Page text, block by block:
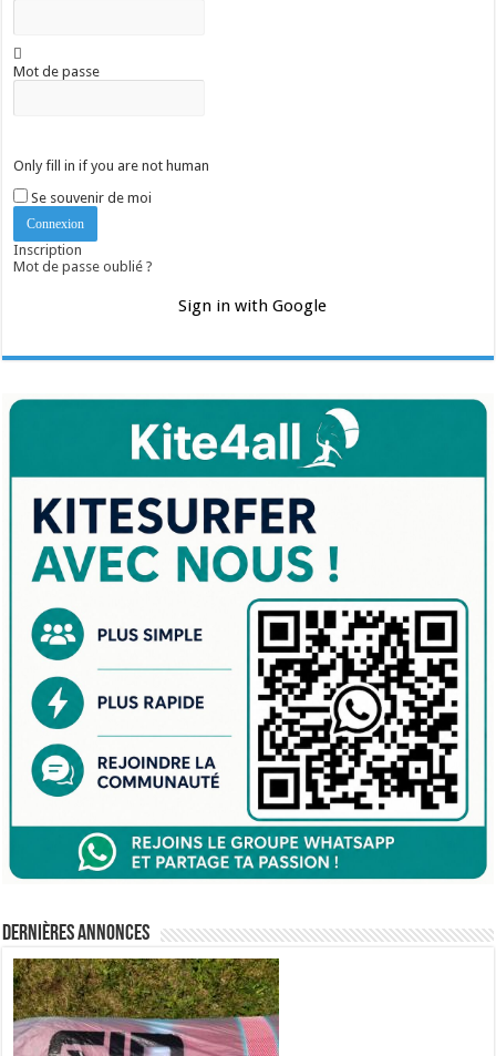
Mot de passe
Only fill in if you are not human
Se souvenir de moi
Inscription
Mot de passe oublié ?
Sign in with Google
Dernières annonces